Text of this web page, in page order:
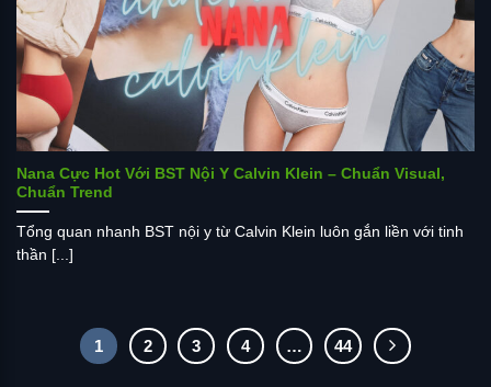
Nana Cực Hot Với BST Nội Y Calvin Klein – Chuẩn Visual,
Chuẩn Trend
Tổng quan nhanh BST nội y từ Calvin Klein luôn gắn liền với tinh
thần [...]
1 2 3 4 … 44